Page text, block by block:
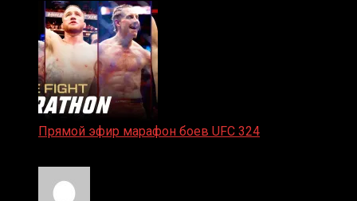
Прямой эфир марафон боев UFC 324